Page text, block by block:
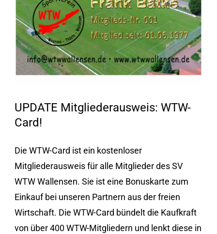
UPDATE Mitgliederausweis: WTW-
Card!
Die WTW-Card ist ein kostenloser
Mitgliederausweis für alle Mitglieder des SV
WTW Wallensen. Sie ist eine Bonuskarte zum
Einkauf bei unseren Partnern aus der freien
Wirtschaft. Die WTW-Card bündelt die Kaufkraft
von über 400 WTW-Mitgliedern und lenkt diese in